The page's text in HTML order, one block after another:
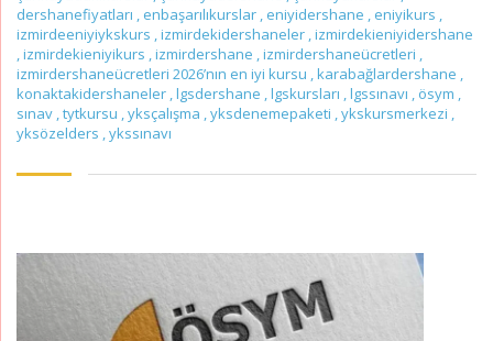
dershanefiyatları , enbaşarılıkurslar , eniyidershane , eniyikurs ,
izmirdeeniyiykskurs ,izmirdekidershaneler ,izmirdekieniyidershane
,izmirdekieniyikurs ,izmirdershane ,izmirdershaneücretleri ,
izmirdershaneücretleri 2026’nın en iyi kursu ,karabağlardershane ,
konaktakidershaneler ,lgsdershane ,lgskursları ,lgssınavı , ösym ,
sınav ,tytkursu ,yksçalışma ,yksdenemepaketi ,ykskursmerkezi ,
yksözelders ,ykssınavı